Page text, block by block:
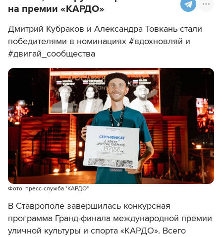
на премии «КАРДО»
Дмитрий Кубраков и Александра Товкань стали
победителями в номинациях #вдохновляй и
#двигай_сообщества
Фото: пресс-служба "КАРДО"
В Ставрополе завершилась конкурсная
программа Гранд-финала международной премии
уличной культуры и спорта «КАРДО». Всего